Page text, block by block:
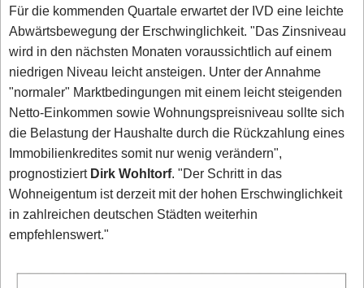
Für die kommenden Quartale erwartet der IVD eine leichte
Abwärtsbewegung der Erschwinglichkeit. "Das Zinsniveau
wird in den nächsten Monaten voraussichtlich auf einem
niedrigen Niveau leicht ansteigen. Unter der Annahme
"normaler" Marktbedingungen mit einem leicht steigenden
Netto-Einkommen sowie Wohnungspreisniveau sollte sich
die Belastung der Haushalte durch die Rückzahlung eines
Immobilienkredites somit nur wenig verändern",
prognostiziertDirk Wohltorf. "Der Schritt in das
Wohneigentum ist derzeit mit der hohen Erschwinglichkeit
in zahlreichen deutschen Städten weiterhin
empfehlenswert."